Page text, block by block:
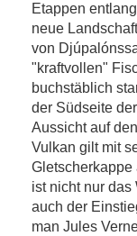
Etappen
neue
von
"kraftvollen"
buchstäblich
der Südseite
Aussicht auf
Vulkan gilt mit
Gletscherkappe
ist nicht nur
auch der
man Jules